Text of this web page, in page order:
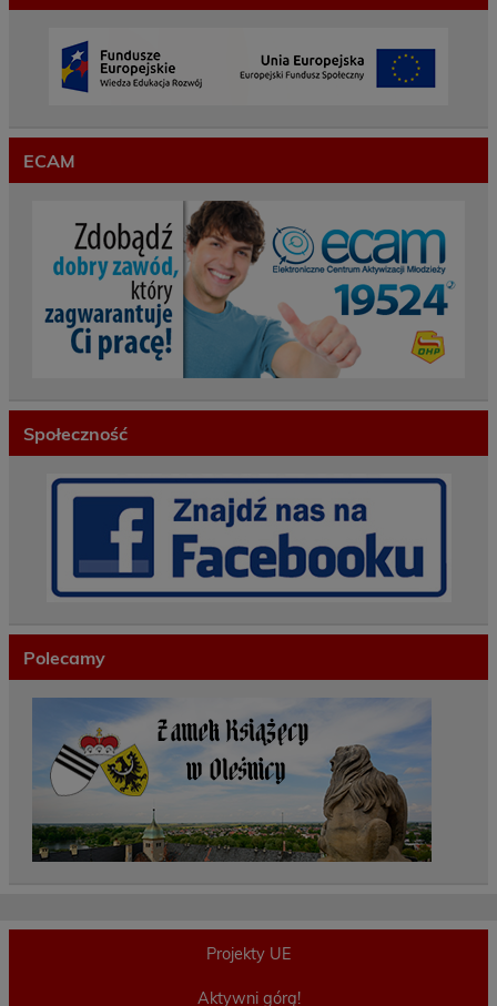
ECAM
Społeczność
Polecamy
Projekty UE
Aktywni górą!